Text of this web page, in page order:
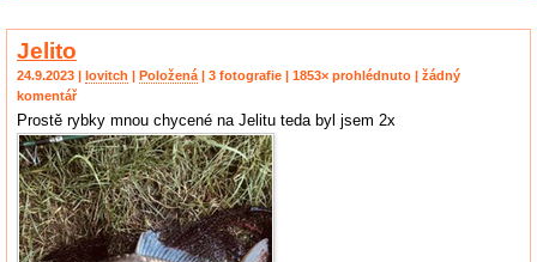
Jelito
24.9.2023 | lovitch | Položená | 3 fotografie | 1853× prohlédnuto | žádný
komentář
Prostě rybky mnou chycené na Jelitu teda byl jsem 2x